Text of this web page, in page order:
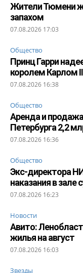
Жители Тюмени
запахом
07.08.2026 17:03
Общество
Принц Гарри
королем Карлом
07.08.2026 16:38
Общество
Аренда и
Петербурга 2,2
07.08.2026 16:36
Общество
Экс-директора
наказания в зале
07.08.2026 16:23
Новости
Авито:
жилья на август
07.08.2026 16:03
Звезды